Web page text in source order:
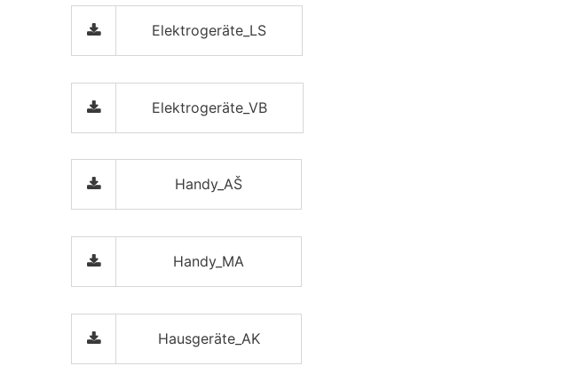
Elektrogeräte_LS
Elektrogeräte_VB
Handy_AŠ
Handy_MA
Hausgeräte_AK